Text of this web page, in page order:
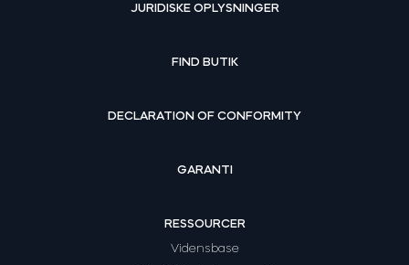
JURIDISKE OPLYSNINGER
FIND BUTIK
DECLARATION OF CONFORMITY
GARANTI
RESSOURCER
Vidensbase